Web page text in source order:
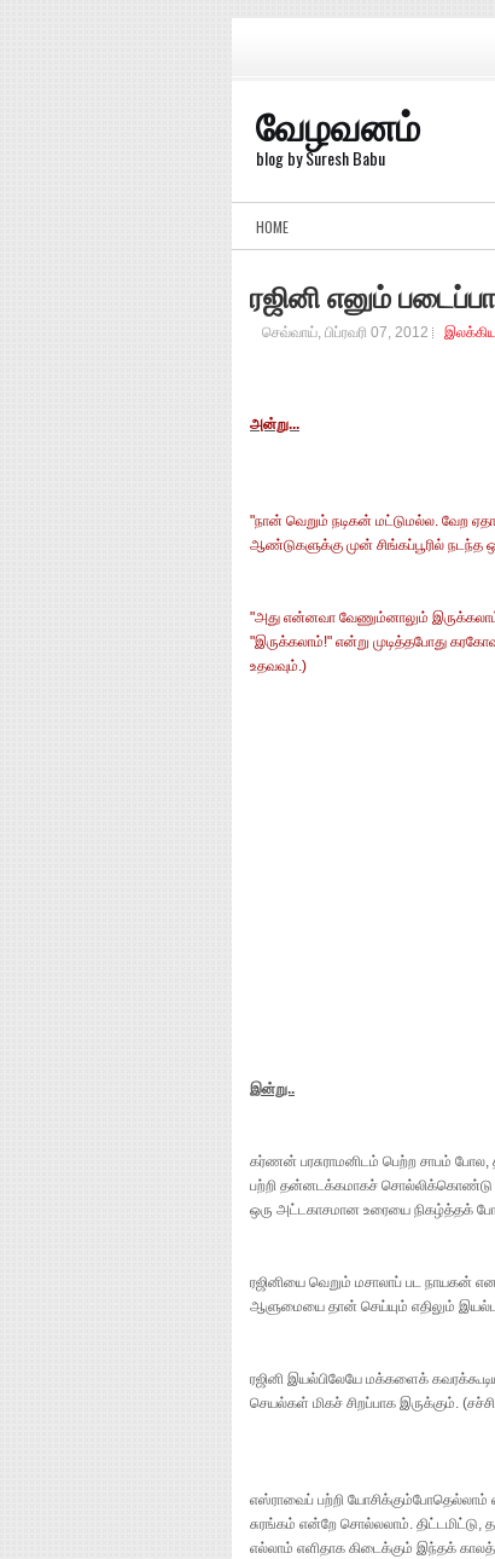
வேழவனம்
blog by Suresh Babu
HOME
ரஜினி எனும்
செவ்வாய், பிப்ரவரி 07, 2012
அன்று...
"நான் வெறும் நடிகன் மட்டுமல்ல. வேற
ஆண்டுகளுக்கு முன் சிங்கப்பூரில் நடந்த
"அது என்னவா வேணும்னாலும்
"இருக்கலாம்!" என்று முடித்தபோது
உதவவும்.)
இன்று..
கர்ணன் பரசுராமனிடம் பெற்ற சாபம்
பற்றி தன்னடக்கமாகச் சொல்லிக்கொண்டு
ஒரு அட்டகாசமான உரையை நிகழ்த்தக்
ரஜினியை வெறும் மசாலாப் பட நாயகன்
ஆளுமையை தான் செய்யும் எதிலும்
ரஜினி இயல்பிலேயே மக்களைக்
செயல்கள் மிகச் சிறப்பாக இருக்கும்.
எஸ்ராவைப் பற்றி யோசிக்கும்போதெல்லாம்
சுரங்கம் என்றே சொல்லலாம். திட்டமிட்டு,
எல்லாம் எளிதாக கிடைக்கும் இந்தக்